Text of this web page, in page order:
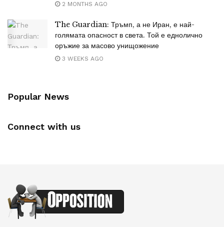
2 MONTHS AGO
The Guardian: Тръмп, а не Иран, е най-
голямата опасност в света. Той е еднолично
оръжие за масово унищожение
3 WEEKS AGO
Popular News
Connect with us